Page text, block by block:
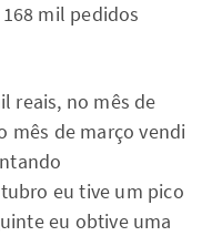
mil pedidos
reais, no mês de
mês de março vendi
eu tive um pico
eu obtive uma